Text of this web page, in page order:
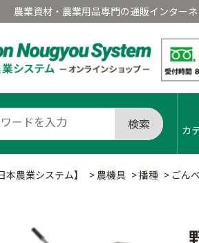
農業資材・農業用品専門の通販インター
検索 カ
農業システム】 > 農機具 >播種 > ごん